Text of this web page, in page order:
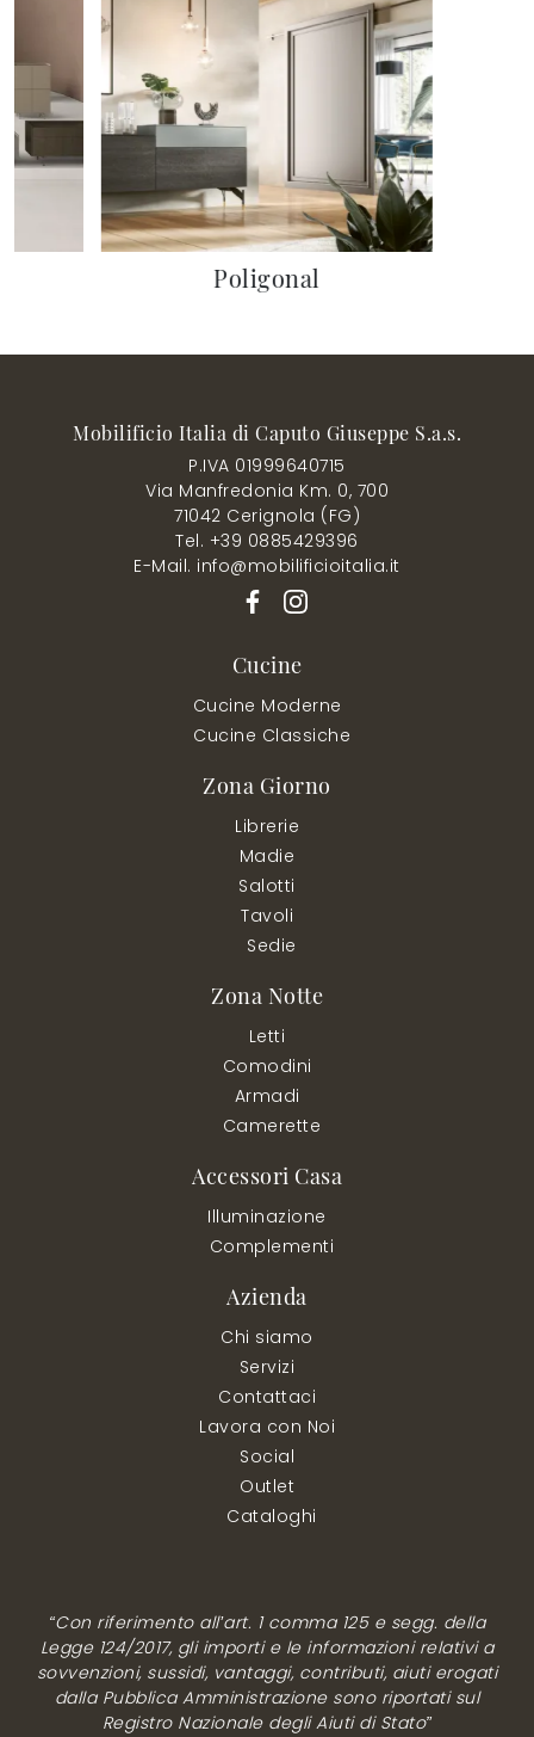
Poligonal
Mobilificio Italia di Caputo Giuseppe S.a.s.
P.IVA 01999640715
Via Manfredonia Km. 0, 700
71042 Cerignola (FG)
Tel. +39 0885429396
E-Mail. info@mobilificioitalia.it
Cucine
Cucine Moderne
Cucine Classiche
Zona Giorno
Librerie
Madie
Salotti
Tavoli
Sedie
Zona Notte
Letti
Comodini
Armadi
Camerette
Accessori Casa
Illuminazione
Complementi
Azienda
Chi siamo
Servizi
Contattaci
Lavora con Noi
Social
Outlet
Cataloghi
“Con riferimento all’art. 1 comma 125 e segg. della
Legge 124/2017, gli importi e le informazioni relativi a
sovvenzioni, sussidi, vantaggi, contributi, aiuti erogati
dalla Pubblica Amministrazione sono riportati sul
Registro Nazionale degli Aiuti di Stato”